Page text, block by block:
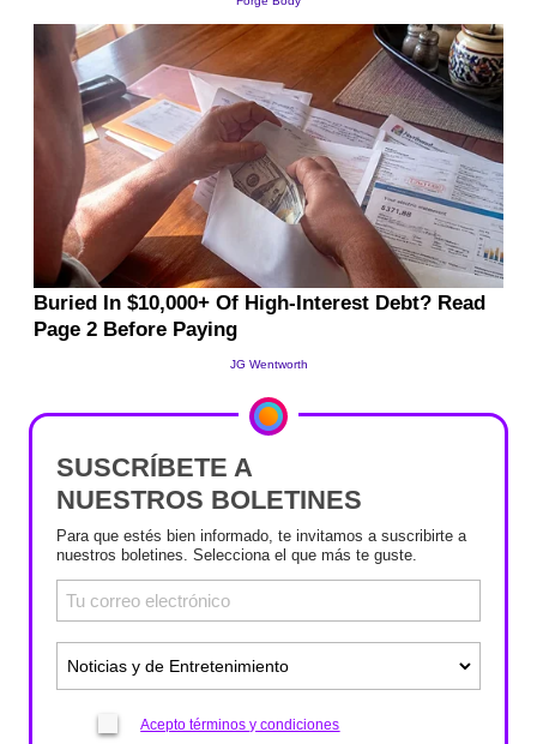
SUSCRÍBETE A
NUESTROS BOLETINES
Para que estés bien informado, te invitamos a suscribirte a
nuestros boletines. Selecciona el que más te guste.
Acepto términos y condiciones